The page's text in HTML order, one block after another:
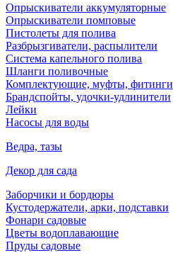
Опрыскиватели аккумуляторные
Опрыскиватели помповые
Пистолеты для полива
Разбрызгиватели, распылители
Система капельного полива
Шланги поливочные
Комплектующие, муфты, фитинги
Брандспойты, удочки-удлинители
Лейки
Насосы для воды
Ведра, тазы
Декор для сада
Заборчики и бордюры
Кустодержатели, арки, подставки
Фонари садовые
Цветы водоплавающие
Пруды садовые